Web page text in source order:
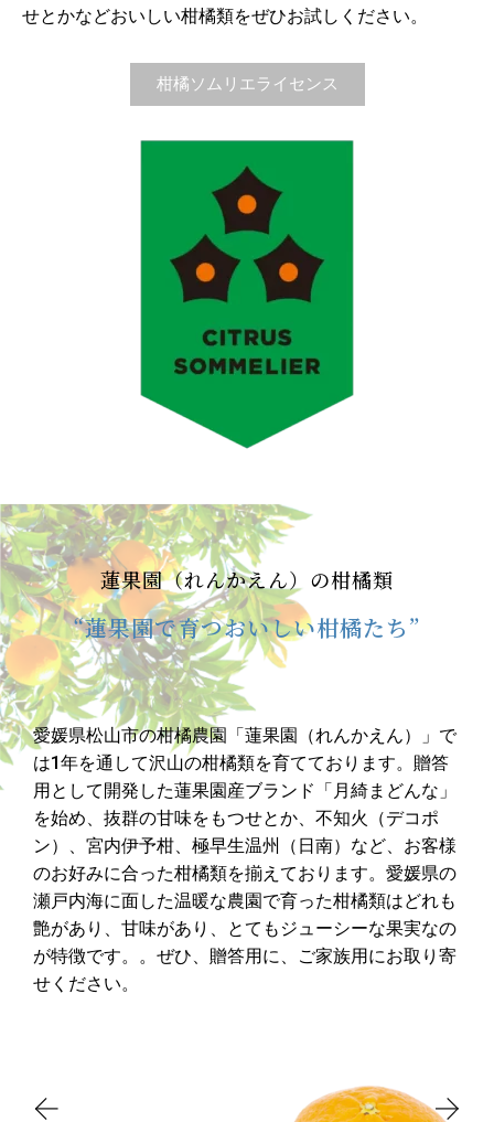
せとかなどおいしい柑橘類をぜひお試しください。
柑橘ソムリエライセンス
蓮果園（れんかえん）の柑橘類
“蓮果園で育つおいしい柑橘たち”
愛媛県松山市の柑橘農園「蓮果園（れんかえん）」で
は1年を通して沢山の柑橘類を育てております。贈答
用として開発した蓮果園産ブランド「月綺まどんな」
を始め、抜群の甘味をもつせとか、不知火（デコポ
ン）、宮内伊予柑、極早生温州（日南）など、お客様
のお好みに合った柑橘類を揃えております。愛媛県の
瀬戸内海に面した温暖な農園で育った柑橘類はどれも
艶があり、甘味があり、とてもジューシーな果実なの
が特徴です。。ぜひ、贈答用に、ご家族用にお取り寄
せください。